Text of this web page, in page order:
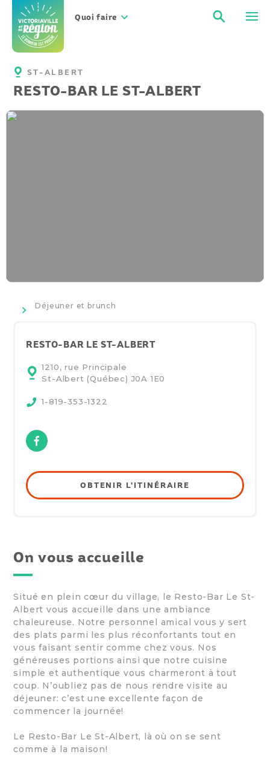
contenu
Quoi faire
ST-ALBERT
RESTO-BAR LE ST-ALBERT
>
Déjeuner et brunch
RESTO-BAR LE ST-ALBERT
1210, rue Principale
St-Albert (Québec) J0A 1E0
1-819-353-1322
Facebook
OBTENIR L'ITINÉRAIRE
On vous accueille
Situé en plein cœur du village, le Resto-Bar Le St-
Albert vous accueille dans une ambiance
chaleureuse. Notre personnel amical vous y sert
des plats parmi les plus réconfortants tout en
vous faisant sentir comme chez vous. Nos
généreuses portions ainsi que notre cuisine
simple et authentique vous charmeront à tout
coup. N’oubliez pas de nous rendre visite au
déjeuner: c’est une excellente façon de
commencer la journée!
Le Resto-Bar Le St-Albert, là où on se sent
comme à la maison!